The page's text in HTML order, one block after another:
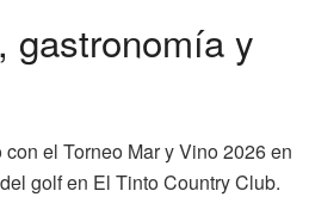
gastronomía y
el Torneo Mar y Vino 2026 en
golf en El Tinto Country Club.